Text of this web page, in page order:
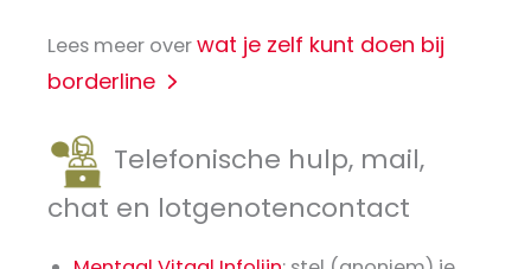
Lees meer overwat je zelf kunt doen bij
borderline
Telefonische hulp, mail,
chat en lotgenotencontact